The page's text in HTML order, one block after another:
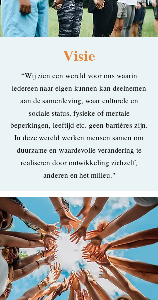
Visie
“Wij zien een wereld voor ons waarin
iedereen naar eigen kunnen kan deelnemen
aan de samenleving, waar culturele en
sociale status, fysieke of mentale
beperkingen, leeftijd etc. geen barrières zijn.
In deze wereld werken mensen samen om
duurzame en waardevolle verandering te
realiseren door ontwikkeling zichzelf,
anderen en het milieu."